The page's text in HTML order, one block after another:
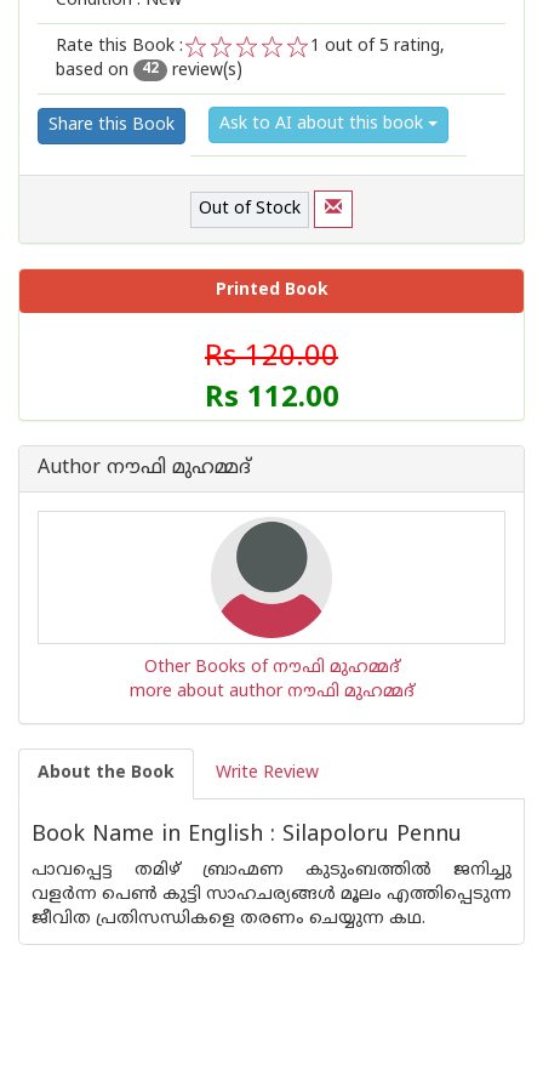
Rate this Book :
3
2
1
1 out of 5 rating,
based on
42 review(s)
Share this Book Ask to AI about this book
Out of Stock
Printed Book
Rs 120.00
Rs 112.00
Author നൗഫി മുഹമ്മദ്
Other Books of നൗഫി മുഹമ്മദ്
more about author നൗഫി മുഹമ്മദ്
About the Book Write Review
Book Name in English : Silapoloru Pennu
പാവപ്പെട്ട തമിഴ് ബ്രാഹ്മണ കുടുംബത്തില്‍ ജനിച്ചു
വളര്‍ന്ന പെണ്‍ കുട്ടി സാഹചര്യങ്ങള്‍ മൂലം എത്തിപ്പെടുന്ന
ജീവിത പ്രതിസന്ധികളെ തരണം ചെയ്യുന്ന കഥ.